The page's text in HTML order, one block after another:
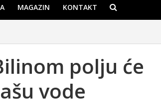
MAGAZIN KONTAKT
polju će
vode